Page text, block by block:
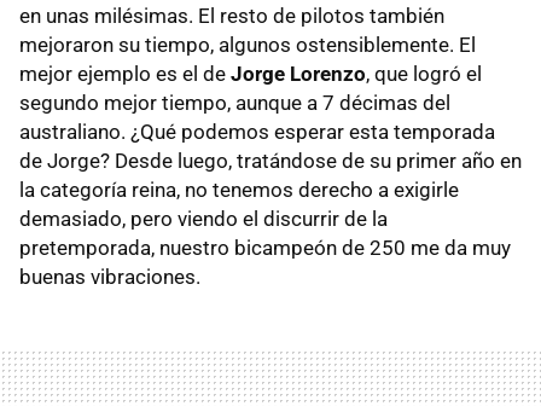
en unas milésimas. El resto de pilotos también
mejoraron su tiempo, algunos ostensiblemente. El
mejor ejemplo es el de Jorge Lorenzo, que logró el
segundo mejor tiempo, aunque a 7 décimas del
australiano. ¿Qué podemos esperar esta temporada
de Jorge? Desde luego, tratándose de su primer año en
la categoría reina, no tenemos derecho a exigirle
demasiado, pero viendo el discurrir de la
pretemporada, nuestro bicampeón de 250 me da muy
buenas vibraciones.